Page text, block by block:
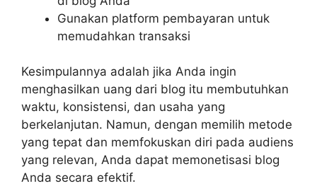
Gunakan platform pembayaran untuk
memudahkan transaksi
Kesimpulannya adalah jika Anda ingin
menghasilkan uang dari blog itu membutuhkan
waktu, konsistensi, dan usaha yang
berkelanjutan. Namun, dengan memilih metode
yang tepat dan memfokuskan diri pada audiens
yang relevan, Anda dapat memonetisasi blog
Anda secara efektif.